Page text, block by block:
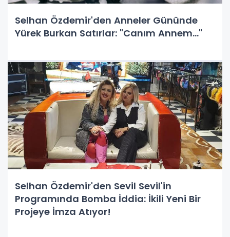
Selhan Özdemir'den Anneler Gününde
Yürek Burkan Satırlar: "Canım Annem..."
Selhan Özdemir'den Sevil Sevil'in
Programında Bomba İddia: İkili Yeni Bir
Projeye İmza Atıyor!